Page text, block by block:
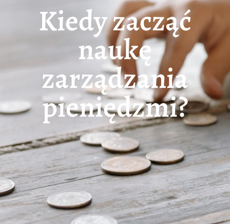
Kiedy zacząć
naukę
zarządzania
pieniędzmi?